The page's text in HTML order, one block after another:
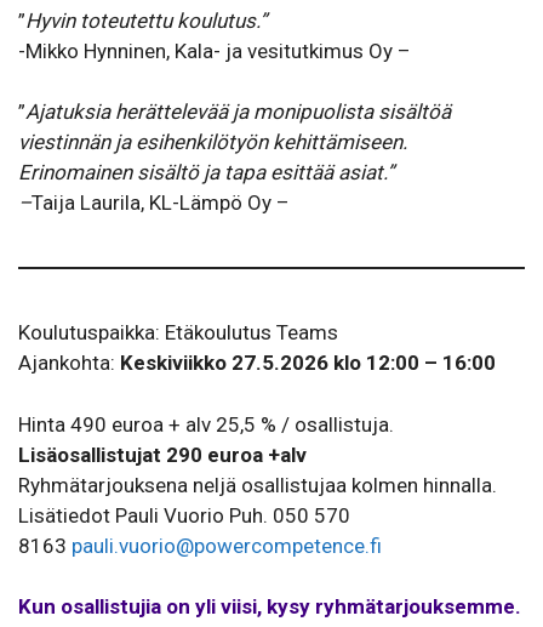
”Hyvin toteutettu koulutus.”
-Mikko Hynninen, Kala- ja vesitutkimus Oy –
”Ajatuksia herättelevää ja monipuolista sisältöä
viestinnän ja esihenkilötyön kehittämiseen.
Erinomainen sisältö ja tapa esittää asiat.”
–Taija Laurila, KL-Lämpö Oy –
Koulutuspaikka: Etäkoulutus Teams
Ajankohta: Keskiviikko 27.5.2026 klo 12:00 – 16:00
Hinta 490 euroa + alv 25,5 % / osallistuja.
Lisäosallistujat 290 euroa +alv
Ryhmätarjouksena neljä osallistujaa kolmen hinnalla.
Lisätiedot Pauli Vuorio Puh. 050 570
8163 pauli.vuorio@powercompetence.fi
Kun osallistujia on yli viisi, kysy ryhmätarjouksemme.